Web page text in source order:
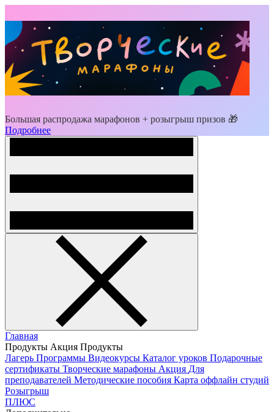
Большая распродажа марафонов + розыгрыш призов 🎁
Подробнее
Главная
Продукты Акция Продукты
Лагерь Программы Видеокурсы Каталог уроков Подарочные
сертификаты Творческие марафоны Акция Для
преподавателей Методические пособия Карта оффлайн студий
Розыгрыш
ПЛЮС